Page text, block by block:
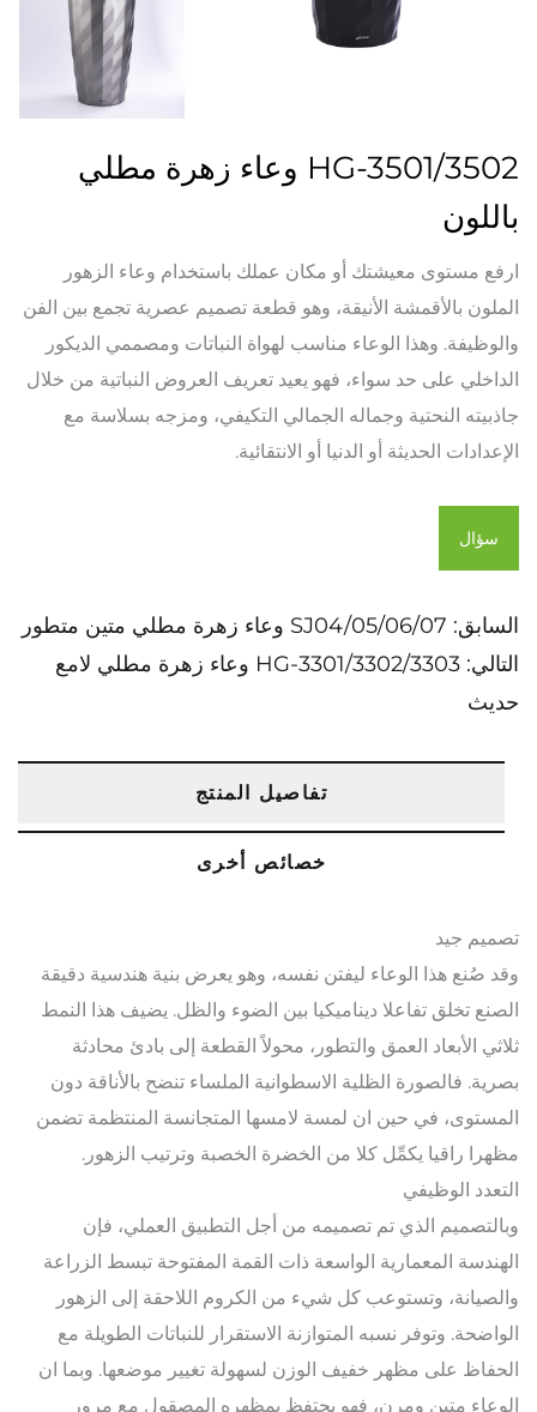
HG-3501/3502 وعاء زهرة مطلي
باللون
ارفع مستوى معيشتك أو مكان عملك باستخدام وعاء الزهور
الملون بالأقمشة الأنيقة، وهو قطعة تصميم عصرية تجمع بين الفن
والوظيفة. وهذا الوعاء مناسب لهواة النباتات ومصممي الديكور
الداخلي على حد سواء، فهو يعيد تعريف العروض النباتية من خلال
جاذبيته النحتية وجماله الجمالي التكيفي، ومزجه بسلاسة مع
الإعدادات الحديثة أو الدنيا أو الانتقائية.
سؤال
السابق: SJ04/05/06/07 وعاء زهرة مطلي متين متطور
التالي:
HG-3301/3302/3303 وعاء زهرة مطلي لامع
حديث
تفاصيل المنتج
خصائص أخرى
تصميم جيد
وقد صُنع هذا الوعاء ليفتن نفسه، وهو يعرض بنية هندسية دقيقة
الصنع تخلق تفاعلا ديناميكيا بين الضوء والظل. يضيف هذا النمط
ثلاثي الأبعاد العمق والتطور، محولاً القطعة إلى بادئ محادثة
بصرية. فالصورة الظلية الاسطوانية الملساء تنضح بالأناقة دون
المستوى، في حين ان لمسة لامسها المتجانسة المنتظمة تضمن
مظهرا راقيا يكمِّل كلا من الخضرة الخصبة وترتيب الزهور.
التعدد الوظيفي
وبالتصميم الذي تم تصميمه من أجل التطبيق العملي، فإن
الهندسة المعمارية الواسعة ذات القمة المفتوحة تبسط الزراعة
والصيانة، وتستوعب كل شيء من الكروم اللاحقة إلى الزهور
الواضحة. وتوفر نسبه المتوازنة الاستقرار للنباتات الطويلة مع
الحفاظ على مظهر خفيف الوزن لسهولة تغيير موضعها. وبما ان
الوعاء متين ومرن، فهو يحتفظ بمظهره المصقول مع مرور